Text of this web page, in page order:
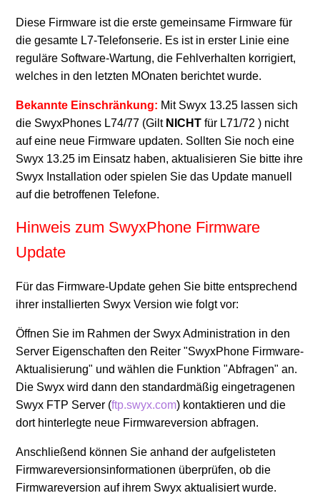
Diese Firmware ist die erste gemeinsame Firmware für
die gesamte L7-Telefonserie. Es ist in erster Linie eine
reguläre Software-Wartung, die Fehlverhalten korrigiert,
welches in den letzten MOnaten berichtet wurde.
Bekannte Einschränkung: Mit Swyx 13.25 lassen sich
die SwyxPhones L74/77 (Gilt NICHT für L71/72 ) nicht
auf eine neue Firmware updaten. Sollten Sie noch eine
Swyx 13.25 im Einsatz haben, aktualisieren Sie bitte ihre
Swyx Installation oder spielen Sie das Update manuell
auf die betroffenen Telefone.
Hinweis zum SwyxPhone Firmware
Update
Für das Firmware-Update gehen Sie bitte entsprechend
ihrer installierten Swyx Version wie folgt vor:
Öffnen Sie im Rahmen der Swyx Administration in den
Server Eigenschaften den Reiter "SwyxPhone Firmware-
Aktualisierung" und wählen die Funktion "Abfragen" an.
Die Swyx wird dann den standardmäßig eingetragenen
Swyx FTP Server (ftp.swyx.com) kontaktieren und die
dort hinterlegte neue Firmwareversion abfragen.
Anschließend können Sie anhand der aufgelisteten
Firmwareversionsinformationen überprüfen, ob die
Firmwareversion auf ihrem Swyx aktualisiert wurde.